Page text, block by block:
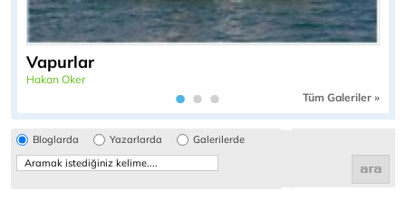
Vapurlar
Hakan Oker
Tüm Galeriler »
Bloglarda Yazarlarda Galerilerde